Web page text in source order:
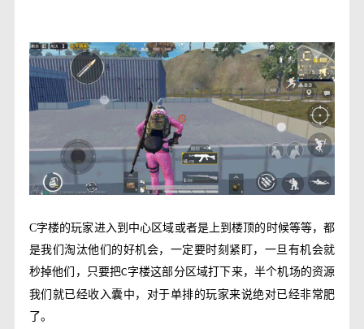
C字楼的玩家进入到中心区域或者是上到楼顶的时候等等，都
是我们淘汰他们的好机会，一定要时刻紧盯，一旦有机会就
秒掉他们，只要把C字楼这部分区域打下来，半个机场的资源
我们就已经收入囊中，对于单排的玩家来说绝对已经非常肥
了。